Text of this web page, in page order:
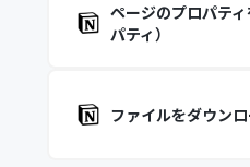
ページのプロパテ
パティ）
ファイルをダウン